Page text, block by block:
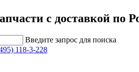
с доставкой по
Введите запрос для поиска
118-3-228